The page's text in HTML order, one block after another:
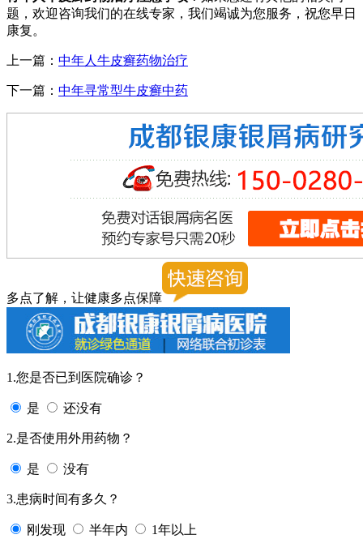
题，欢迎咨询我们的在线专家，我们竭诚为您服务，祝您早日
康复。
上一篇： 中年人牛皮癣药物治疗
下一篇： 中年寻常型牛皮癣中药
多点了解，让健康多点保障
1.您是否已到医院确诊？
是 还没有
2.是否使用外用药物？
是 没有
3.患病时间有多久？
刚发现 半年内 1年以上